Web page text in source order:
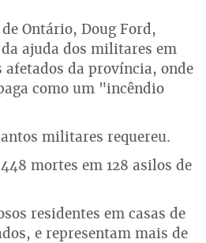
Ontário, Doug Ford,
ajuda dos militares em
afetados da província, onde
como um "incêndio
militares requereu.
mortes em 128 asilos de
residentes em casas de
e representam mais de